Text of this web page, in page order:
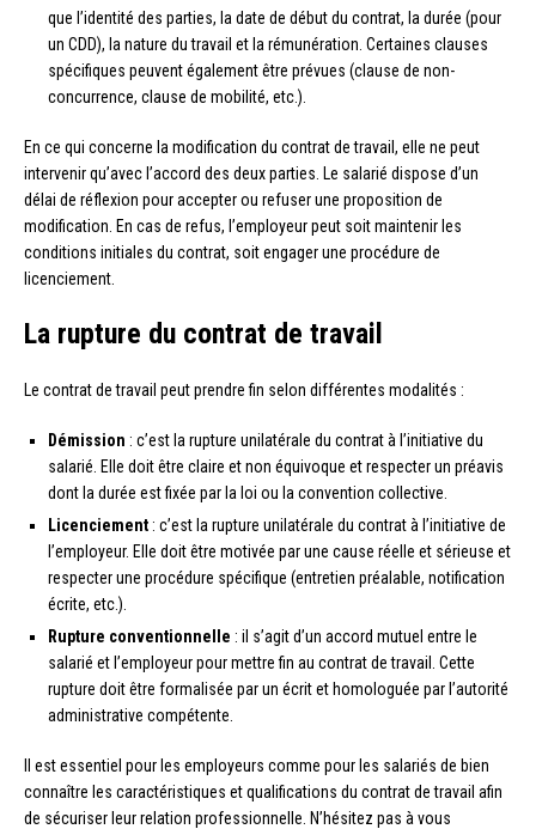
que l’identité des parties, la date de début du contrat, la durée (pour
un CDD), la nature du travail et la rémunération. Certaines clauses
spécifiques peuvent également être prévues (clause de non-
concurrence, clause de mobilité, etc.).
En ce qui concerne la modification du contrat de travail, elle ne peut
intervenir qu’avec l’accord des deux parties. Le salarié dispose d’un
délai de réflexion pour accepter ou refuser une proposition de
modification. En cas de refus, l’employeur peut soit maintenir les
conditions initiales du contrat, soit engager une procédure de
licenciement.
La rupture du contrat de travail
Le contrat de travail peut prendre fin selon différentes modalités :
Démission : c’est la rupture unilatérale du contrat à l’initiative du
salarié. Elle doit être claire et non équivoque et respecter un préavis
dont la durée est fixée par la loi ou la convention collective.
Licenciement : c’est la rupture unilatérale du contrat à l’initiative de
l’employeur. Elle doit être motivée par une cause réelle et sérieuse et
respecter une procédure spécifique (entretien préalable, notification
écrite, etc.).
Rupture conventionnelle : il s’agit d’un accord mutuel entre le
salarié et l’employeur pour mettre fin au contrat de travail. Cette
rupture doit être formalisée par un écrit et homologuée par l’autorité
administrative compétente.
Il est essentiel pour les employeurs comme pour les salariés de bien
connaître les caractéristiques et qualifications du contrat de travail afin
de sécuriser leur relation professionnelle. N’hésitez pas à vous